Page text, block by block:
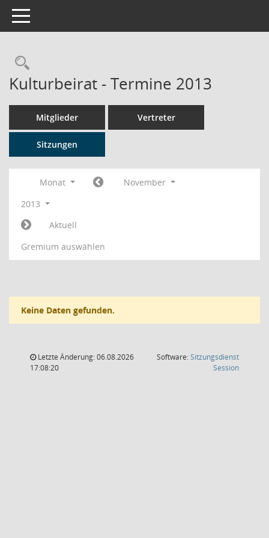
Toggle navigation
Rechercheauswahl
Kulturbeirat - Termine 2013
Mitglieder Vertreter
Sitzungen
Monat
November
2013
Aktuell
Gremium auswählen
Keine Daten gefunden.
Letzte Änderung: 06.08.2026
17:08:20
Software:Sitzungsdienst
Session(Wird in